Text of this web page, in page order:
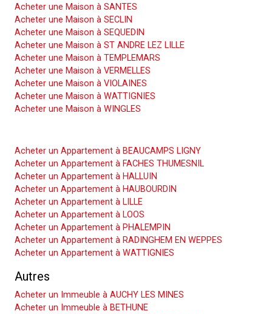
Acheter une Maison à SANTES
Acheter une Maison à SECLIN
Acheter une Maison à SEQUEDIN
Acheter une Maison à ST ANDRE LEZ LILLE
Acheter une Maison à TEMPLEMARS
Acheter une Maison à VERMELLES
Acheter une Maison à VIOLAINES
Acheter une Maison à WATTIGNIES
Acheter une Maison à WINGLES
Acheter un Appartement à BEAUCAMPS LIGNY
Acheter un Appartement à FACHES THUMESNIL
Acheter un Appartement à HALLUIN
Acheter un Appartement à HAUBOURDIN
Acheter un Appartement à LILLE
Acheter un Appartement à LOOS
Acheter un Appartement à PHALEMPIN
Acheter un Appartement à RADINGHEM EN WEPPES
Acheter un Appartement à WATTIGNIES
Autres
Acheter un Immeuble à AUCHY LES MINES
Acheter un Immeuble à BETHUNE